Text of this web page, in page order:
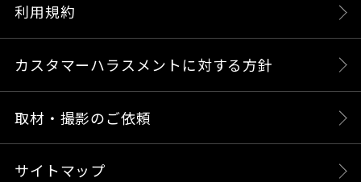
利用規約
カスタマーハラスメントに対する方針
取材・撮影のご依頼
サイトマップ